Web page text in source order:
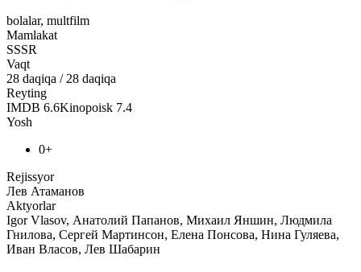
bolalar, multfilm
Mamlakat
SSSR
Vaqt
28 daqiqa / 28 daqiqa
Reyting
IMDB 6.6Kinopoisk 7.4
Yosh
0+
Rejissyor
Лев Атаманов
Aktyorlar
Igor Vlasov, Анатолий Папанов, Михаил Яншин, Людмила
Гнилова, Сергей Мартинсон, Елена Понсова, Нина Гуляева,
Иван Власов, Лев Шабарин